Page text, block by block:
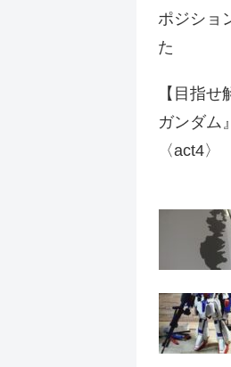
ポジショ
た
【目指
ガンダム
〈act4〉